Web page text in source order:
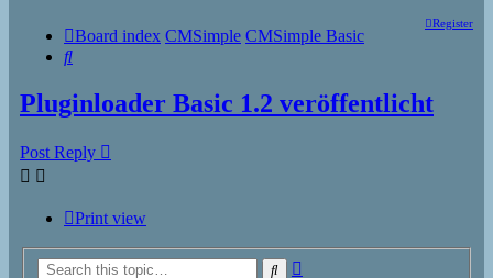
Register
Board index CMSimple CMSimple Basic
Search
Pluginloader Basic 1.2 veröffentlicht
Post Reply
Print view
Search